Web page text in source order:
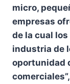
micro,
empresas
de la cual
industria de
oportunidad